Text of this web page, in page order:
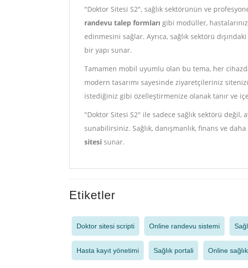
"Doktor Sitesi S2", sağlık sektörünün ve
randevu talep formları gibi modüller,
edinmesini sağlar. Ayrıca, sağlık sektörü
bir yapı sunar.
Tamamen mobil uyumlu olan bu tema, her
modern tasarımı sayesinde ziyaretçileriniz
istediğiniz gibi özelleştirmenize olanak tanır ve
"Doktor Sitesi S2" ile sadece sağlık sektörü
sunabilirsiniz. Sağlık, danışmanlık, finans ve
sitesi sunar.
Etiketler
Doktor sitesi scripti Online randevu sistemi
Hasta kayıt yönetimi Sağlık portali Online